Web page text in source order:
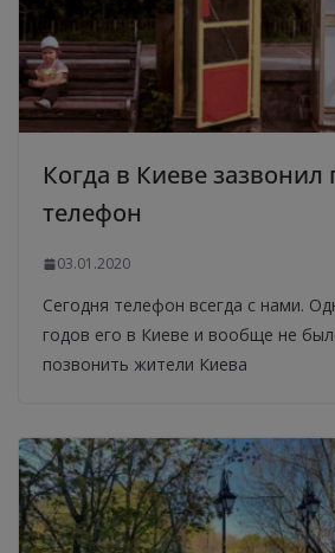
Когда в Киеве
телефон
03.01.2020
Сегодня телефон всегда с нами.
годов его в Киеве и вообще не
позвонить жители Киева